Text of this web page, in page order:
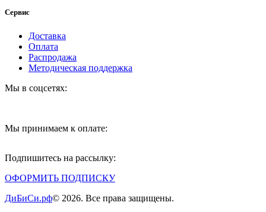
Сервис
Доставка
Оплата
Распродажа
Методическая поддержка
Мы в соцсетях:
Мы принимаем к оплате:
Подпишитесь на рассылку:
ОФОРМИТЬ ПОДПИСКУ
ДиБиСи.рф© 2026. Все права защищены.